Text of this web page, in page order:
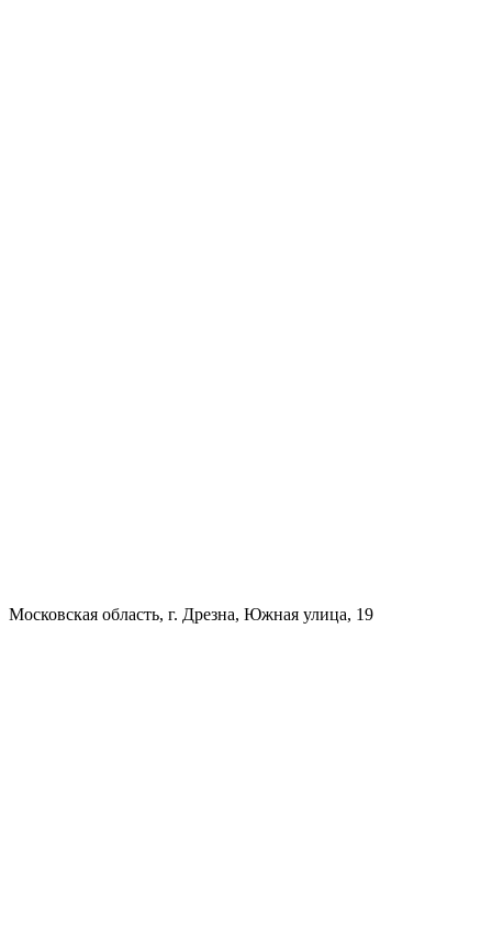
Московская область, г. Дрезна, Южная улица, 19